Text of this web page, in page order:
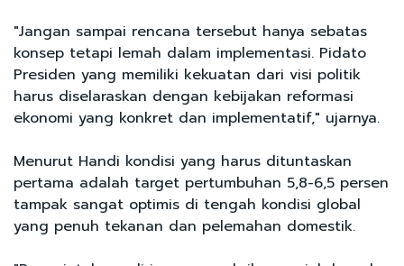
"Jangan sampai rencana tersebut hanya sebatas
konsep tetapi lemah dalam implementasi. Pidato
Presiden yang memiliki kekuatan dari visi politik
harus diselaraskan dengan kebijakan reformasi
ekonomi yang konkret dan implementatif," ujarnya.
Menurut Handi kondisi yang harus dituntaskan
pertama adalah target pertumbuhan 5,8-6,5 persen
tampak sangat optimis di tengah kondisi global
yang penuh tekanan dan pelemahan domestik.